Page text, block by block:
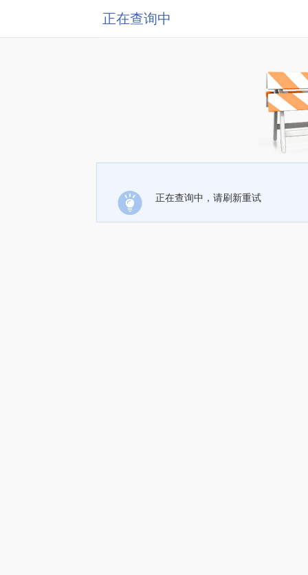
正在查询中
正在查询中，请刷新重试